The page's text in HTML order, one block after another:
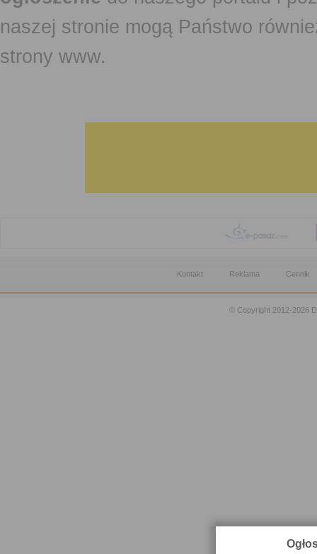
naszej stronie mogą Państwo
strony www.
Kontakt Reklama Cennik
© Copyright 2012-2026